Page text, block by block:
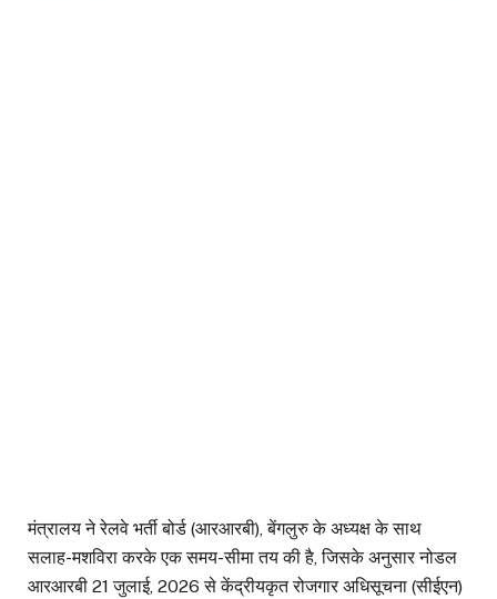
मंत्रालय ने रेलवे भर्ती बोर्ड (आरआरबी), बेंगलुरु के अध्यक्ष के साथ
सलाह-मशविरा करके एक समय-सीमा तय की है, जिसके अनुसार नोडल
आरआरबी 21 जुलाई, 2026 से केंद्रीयकृत रोजगार अधिसूचना (सीईएन)